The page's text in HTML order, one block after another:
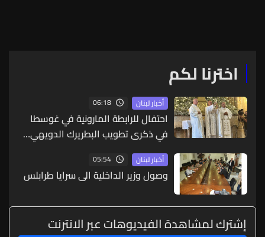
اخترنا لكم
أخبار لبنان 06:18
احتفال للرابطة المارونية في غوسطا
في ذكرى تطويب البطريرك الدويهي…
والحلو أطلق مبادرة لدعم الطلاب
الموارنة في المدارس الكاثوليكية​
أخبار لبنان 05:54
وصول وزير الداخلية الى سرايا طرابلس
إشترك لمشاهدة الفيديوهات عبر الانترنت